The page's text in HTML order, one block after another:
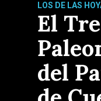
LOS DE LAS
El
del